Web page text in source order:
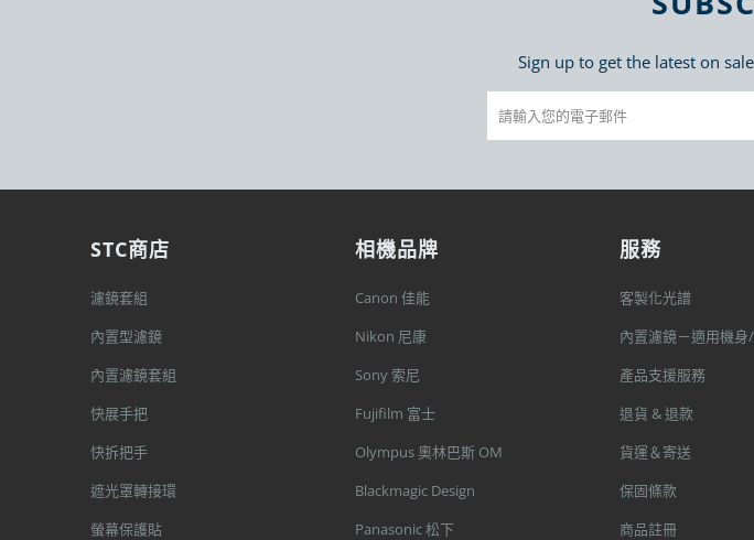
Sign up to get the latest on
STC商店
濾鏡套組
內置型濾鏡
內置濾鏡套組
快展手把
快拆把手
遮光罩轉接環
螢幕保護貼
相機品牌
Canon 佳能
Nikon 尼康
Sony 索尼
Fujifilm 富士
Olympus 奧林巴斯 OM
Blackmagic Design
Panasonic 松下
服務
客製化光譜
內置濾鏡－適用機身
產品支援服務
退貨 & 退款
貨運＆寄送
保固條款
商品註冊